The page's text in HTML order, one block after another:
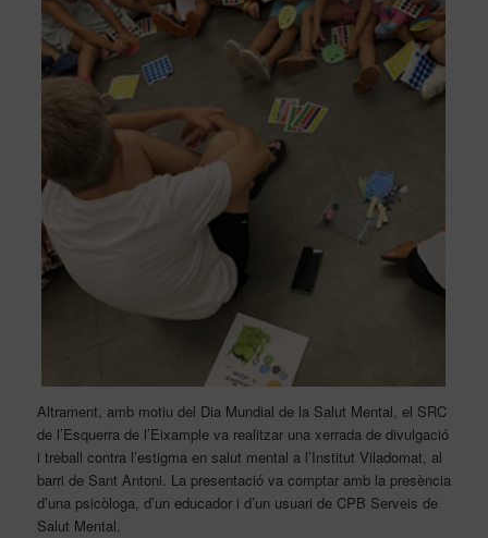
Altrament, amb motiu del Dia Mundial de la Salut Mental, el SRC
de l’Esquerra de l’Eixample va realitzar una xerrada de divulgació
i treball contra l’estigma en salut mental a l’Institut Viladomat, al
barri de Sant Antoni. La presentació va comptar amb la presència
d’una psicòloga, d’un educador i d’un usuari de CPB Serveis de
Salut Mental.